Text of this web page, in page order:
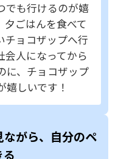
でも行けるのが嬉
夕ごはんを食べて
チョコザップへ行
会人になってから
に、チョコザップ
しいです！
がら、自分のペ